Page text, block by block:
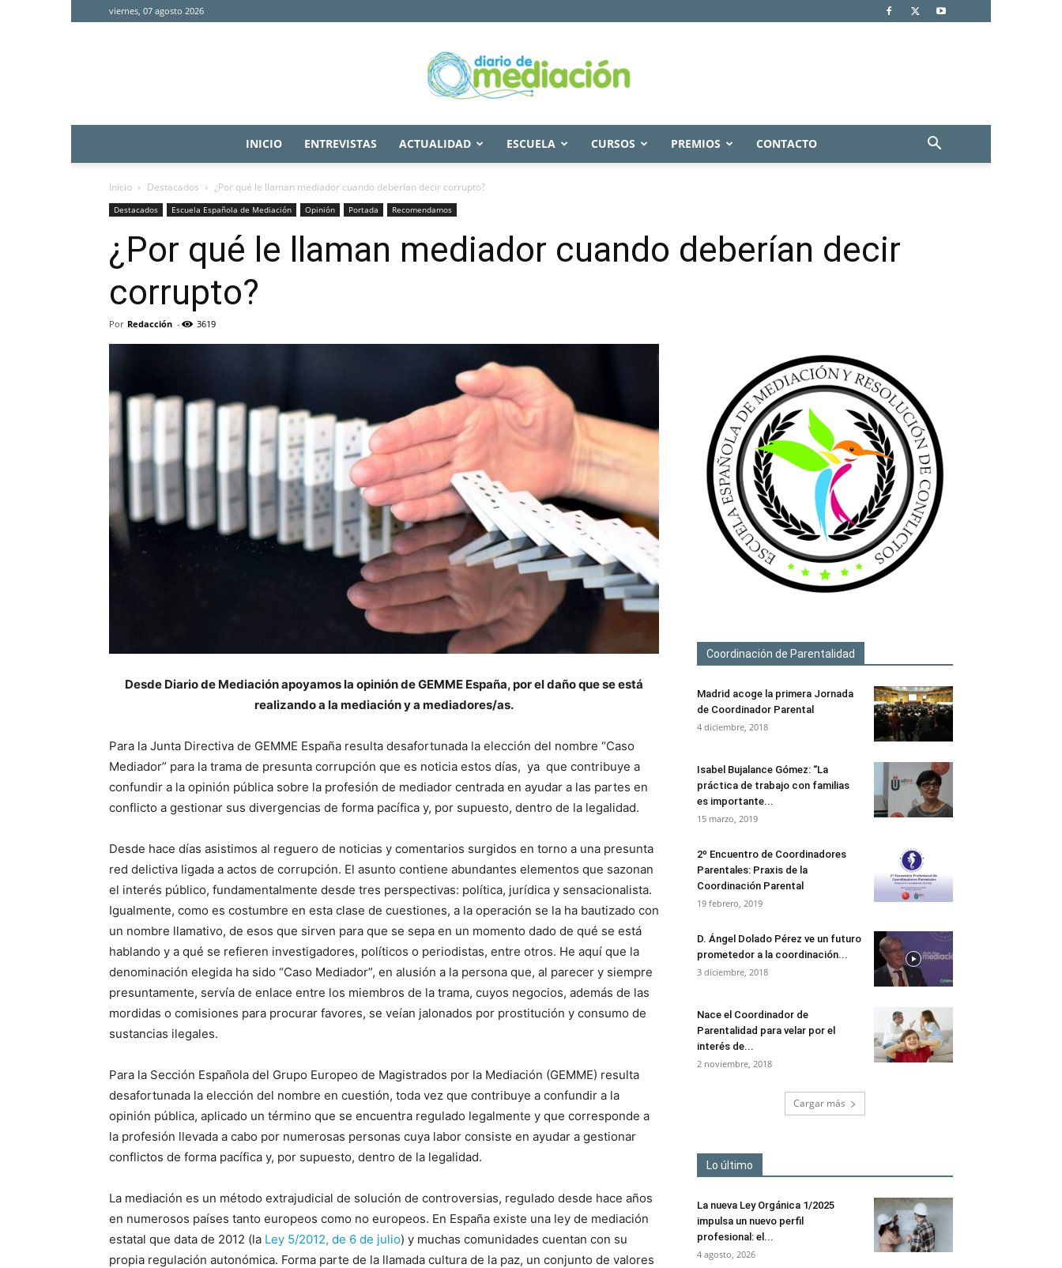
viernes, 07 agosto 2026
Diario
de
Mediación
INICIO ENTREVISTAS ACTUALIDAD ESCUELA CURSOS PREMIOS CONTACTO
Inicio Destacados ¿Por qué le llaman mediador cuando deberían decir corrupto?
Destacados Escuela Española de Mediación Opinión Portada Recomendamos
¿Por qué le llaman mediador cuando deberían decir
corrupto?
Por Redacción - 3619
Desde Diario de Mediación apoyamos la opinión de GEMME España, por el daño que se está
realizando a la mediación y a mediadores/as.
Para la Junta Directiva de GEMME España resulta desafortunada la elección del nombre “Caso
Mediador” para la trama de presunta corrupción que es noticia estos días, ya que contribuye a
confundir a la opinión pública sobre la profesión de mediador centrada en ayudar a las partes en
conflicto a gestionar sus divergencias de forma pacífica y, por supuesto, dentro de la legalidad.
Desde hace días asistimos al reguero de noticias y comentarios surgidos en torno a una presunta
red delictiva ligada a actos de corrupción. El asunto contiene abundantes elementos que sazonan
el interés público, fundamentalmente desde tres perspectivas: política, jurídica y sensacionalista.
Igualmente, como es costumbre en esta clase de cuestiones, a la operación se la ha bautizado con
un nombre llamativo, de esos que sirven para que se sepa en un momento dado de qué se está
hablando y a qué se refieren investigadores, políticos o periodistas, entre otros. He aquí que la
denominación elegida ha sido “Caso Mediador”, en alusión a la persona que, al parecer y siempre
presuntamente, servía de enlace entre los miembros de la trama, cuyos negocios, además de las
mordidas o comisiones para procurar favores, se veían jalonados por prostitución y consumo de
sustancias ilegales.
Para la Sección Española del Grupo Europeo de Magistrados por la Mediación (GEMME) resulta
desafortunada la elección del nombre en cuestión, toda vez que contribuye a confundir a la
opinión pública, aplicado un término que se encuentra regulado legalmente y que corresponde a
la profesión llevada a cabo por numerosas personas cuya labor consiste en ayudar a gestionar
conflictos de forma pacífica y, por supuesto, dentro de la legalidad.
La mediación es un método extrajudicial de solución de controversias, regulado desde hace años
en numerosos países tanto europeos como no europeos. En España existe una ley de mediación
estatal que data de 2012 (la Ley 5/2012, de 6 de julio) y muchas comunidades cuentan con su
propia regulación autonómica. Forma parte de la llamada cultura de la paz, un conjunto de valores
Coordinación de Parentalidad
Madrid acoge la primera Jornada
de Coordinador Parental
4 diciembre, 2018
Isabel Bujalance Gómez: “La
práctica de trabajo con familias
es importante...
15 marzo, 2019
2º Encuentro de Coordinadores
Parentales: Praxis de la
Coordinación Parental
19 febrero, 2019
D. Ángel Dolado Pérez ve un futuro
prometedor a la coordinación...
3 diciembre, 2018
Nace el Coordinador de
Parentalidad para velar por el
interés de...
2 noviembre, 2018
Cargar más
Lo último
La nueva Ley Orgánica 1/2025
impulsa un nuevo perfil
profesional: el...
4 agosto, 2026